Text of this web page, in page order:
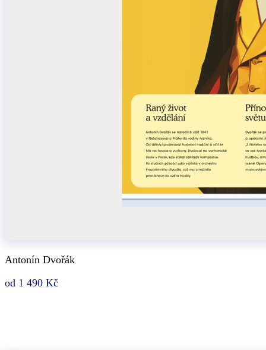
Antonín Dvořák
od 1 490 Kč